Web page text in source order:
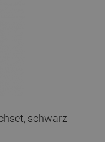
schwarz -